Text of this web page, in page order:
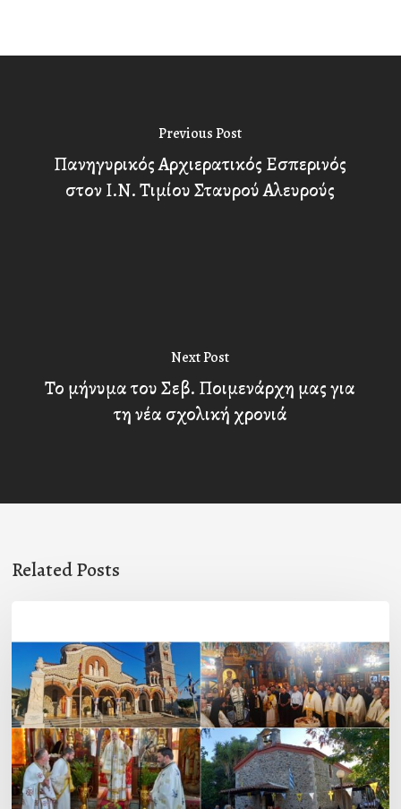
Previous Post
Πανηγυρικός Αρχιερατικός Εσπερινός
στον Ι.Ν. Τιμίου Σταυρού Αλευρούς
Next Post
Το μήνυμα του Σεβ. Ποιμενάρχη μας για
τη νέα σχολική χρονιά
Related Posts
εορτή
της
Μεταμορφώσεως
του
Σωτήρος
σε